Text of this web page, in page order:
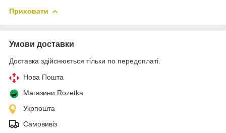
Приховати
Умови доставки
Доставка здійснюється тільки по передоплаті.
Нова Пошта
Магазини Rozetka
Укрпошта
Самовивіз